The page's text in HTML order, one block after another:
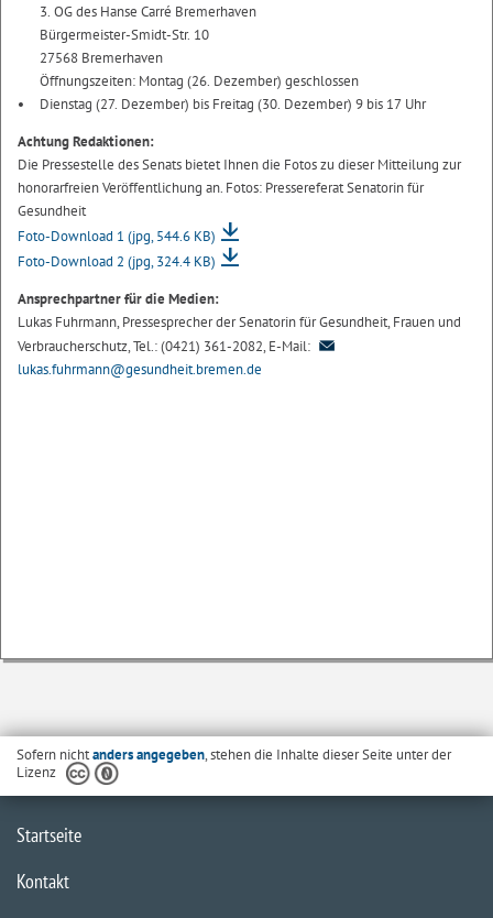
3. OG des Hanse Carré Bremerhaven
Bürgermeister-Smidt-Str. 10
27568 Bremerhaven
Öffnungszeiten: Montag (26. Dezember) geschlossen
Dienstag (27. Dezember) bis Freitag (30. Dezember) 9 bis 17 Uhr
Achtung Redaktionen:
Die Pressestelle des Senats bietet Ihnen die Fotos zu dieser Mitteilung zur
honorarfreien Veröffentlichung an. Fotos: Pressereferat Senatorin für
Gesundheit
Foto-Download 1 (jpg, 544.6 KB)
Foto-Download 2 (jpg, 324.4 KB)
Ansprechpartner für die Medien:
Lukas Fuhrmann, Pressesprecher der Senatorin für Gesundheit, Frauen und
Verbraucherschutz, Tel.: (0421) 361-2082, E-Mail:
lukas.fuhrmann@gesundheit.bremen.de
Sofern nichtanders angegeben, stehen die Inhalte dieser Seite unter der
Lizenz
Startseite
Kontakt